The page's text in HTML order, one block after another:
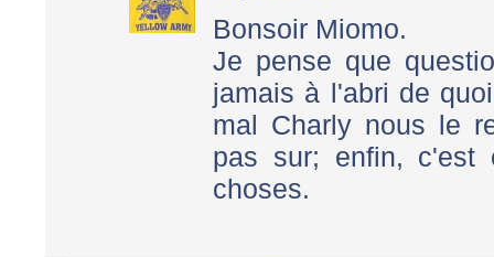
Bonsoir Miomo.
Je pense que
jamais à l'abri de
mal Charly nous le
pas sur; enfin, c'est
choses.